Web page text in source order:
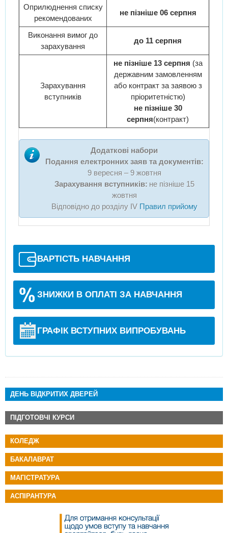
Оприлюднення списку
рекомендованих
не пізніше 06 серпня
Виконання вимог до
зарахування
до 11 серпня
Зарахування
вступників
не пізніше 13 серпня (за
державним замовленням
або контракт за заявою з
пріоритетністю)
не пізніше 30
серпня(контракт)
Додаткові набори
Подання електронних заяв та документів:
9 вересня – 9 жовтня
Зарахування вступників: не пізніше 15
жовтня
Відповідно до розділу IV Правил прийому
ВАРТІСТЬ НАВЧАННЯ
ЗНИЖКИ В ОПЛАТІ ЗА НАВЧАННЯ
ГРАФІК ВСТУПНИХ ВИПРОБУВАНЬ
ДЕНЬ ВІДКРИТИХ ДВЕРЕЙ
ПІДГОТОВЧІ КУРСИ
КОЛЕДЖ
БАКАЛАВРАТ
МАГІСТРАТУРА
АСПІРАНТУРА